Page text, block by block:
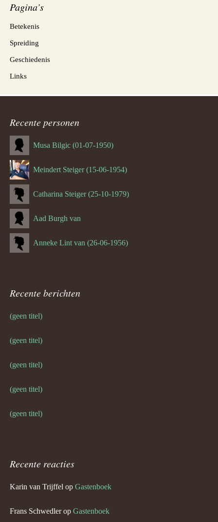
Pagina’s
Betekenis
Spreiding
Geschiedenis
Links
Recente personen
Musa Bilgic (01-07-1950)
Meindert Steiger (15-06-1954)
Catharina Steiger (25-10-1979)
Aad Burgh van
Anneke Lint van (26-06-1956)
Recente berichten
(geen titel)
(geen titel)
(geen titel)
(geen titel)
(geen titel)
Recente reacties
Karin van Trijffel op Gastenboek
Frans Schwedlerop Gastenboek